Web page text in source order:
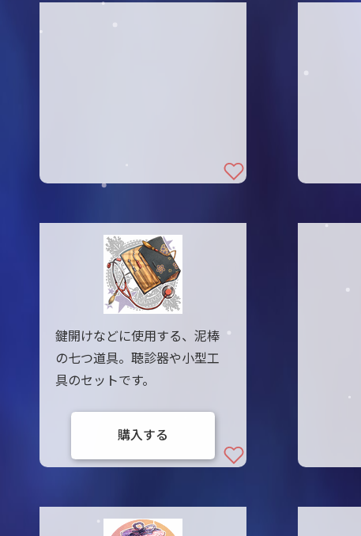
鍵開けなどに使用する、泥棒
の七つ道具。聴診器や小型工
具のセットです。
購入する